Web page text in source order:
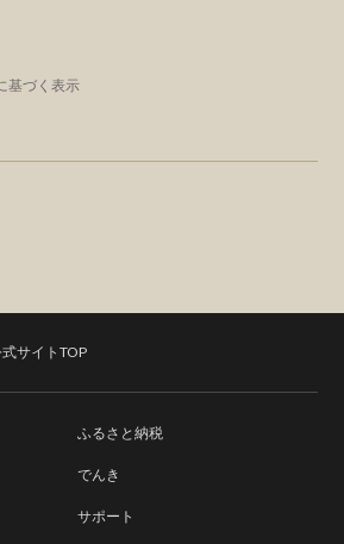
基づく表示
サイトTOP
ふるさと納税
でんき
サポート